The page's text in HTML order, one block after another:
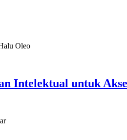
Oleo
Intelektual untuk